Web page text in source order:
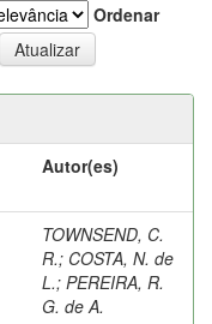
Ordenar
Autor(es)
TOWNSEND, C.
R.; COSTA, N. de
L.; PEREIRA, R.
G. de A.